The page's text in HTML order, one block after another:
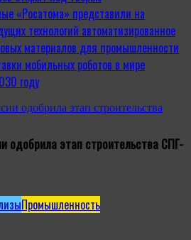
«Росатома» представили на
технологий автоматизированное
материалов для промышленности
мобильных роботов в мире
году
одобрила этап строительства СПГ-
Промышленность